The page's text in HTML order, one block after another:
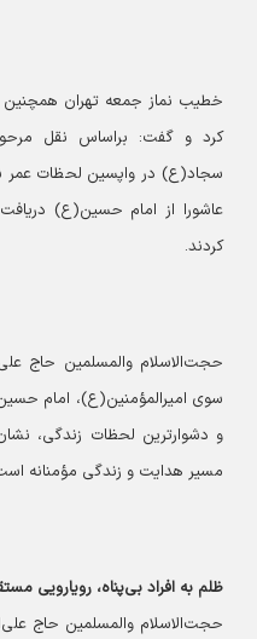
خطیب نماز جمعه تهران همچنین
کرد و گفت: براساس نقل
سجاد(ع) در واپسین لحظات عمر
عاشورا از امام حسین(ع) دریافت
کردند.
حجت‌الاسلام والمسلمین حاج
سوی امیرالمؤمنین(ع)، امام
و دشوارترین لحظات زندگی،
مسیر هدایت و زندگی مؤمنانه است.
ظلم به افراد بی‌پناه، رویارویی
حجت‌الاسلام والمسلمین حاج